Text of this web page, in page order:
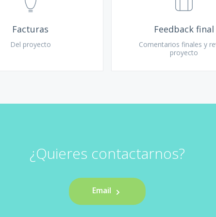
Facturas
Del proyecto
Feedback final
Comentarios finales y
proyecto
¿Quieres contactarnos?
Email